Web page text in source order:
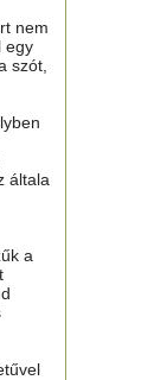
nem
egy
szót,
általa
a